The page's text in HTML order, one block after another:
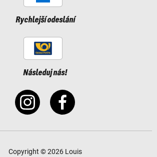
Rychlejší odeslání
Následuj nás!
Copyright © 2026 Louis